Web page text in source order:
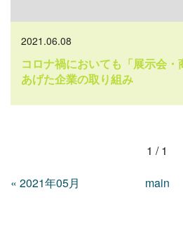
コロナ禍においても「展示会
あげた企業の取り組み
2021.06.08
1 / 1
« 2021年05月 main